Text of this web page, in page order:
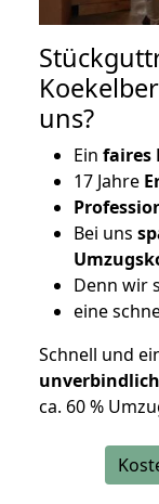
uns?
Ein faires
17 Jahre
Bei uns
Denn wir
eine
Schnell und
ca. 60 %